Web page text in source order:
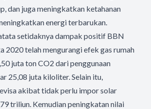
dan juga meningkatkan ketahanan
energi terbarukan.
setidaknya dampak positif BBN
2020 telah mengurangi efek gas rumah
juta ton CO2 dari penggunaan
25,08 juta kiloliter. Selain itu,
akibat tidak perlu impor solar
triliun. Kemudian peningkatan nilai